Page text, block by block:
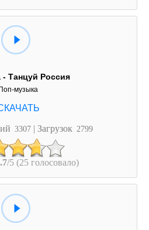
- Танцуй Россия
Поп-музыка
3307 | Загрузок 2799
/5 (25 голосовало)